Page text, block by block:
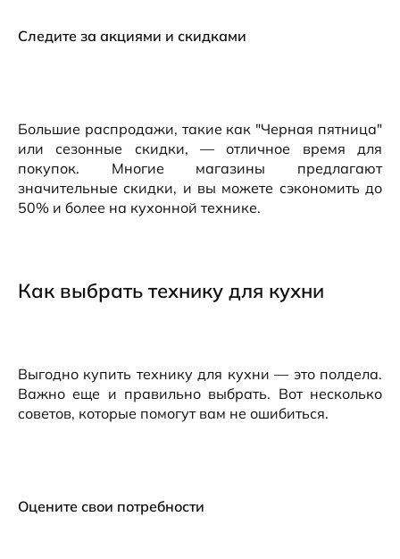
Следите за акциями и скидками
Большие распродажи, такие как "Черная пятница"
или сезонные скидки, — отличное время для
покупок. Многие магазины предлагают
значительные скидки, и вы можете сэкономить до
50% и более на кухонной технике.
Как выбрать технику для кухни
Выгодно купить технику для кухни — это полдела.
Важно еще и правильно выбрать. Вот несколько
советов, которые помогут вам не ошибиться.
Оцените свои потребности